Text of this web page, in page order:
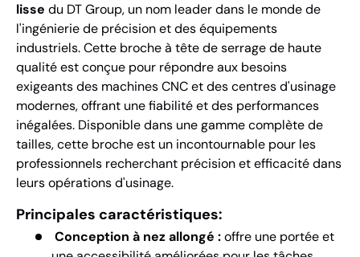
lisse du DT Group, un nom leader dans le monde de
l'ingénierie de précision et des équipements
industriels. Cette broche à tête de serrage de haute
qualité est conçue pour répondre aux besoins
exigeants des machines CNC et des centres d'usinage
modernes, offrant une fiabilité et des performances
inégalées. Disponible dans une gamme complète de
tailles, cette broche est un incontournable pour les
professionnels recherchant précision et efficacité dans
leurs opérations d'usinage.
Principales caractéristiques:
Conception à nez allongé :offre une portée et